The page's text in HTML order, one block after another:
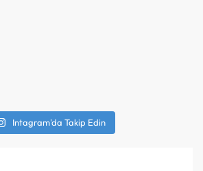
Intagram'da Takip Edin